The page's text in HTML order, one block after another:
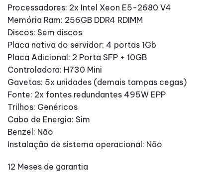
Processadores: 2x Intel Xeon E5-2680 V4
Memória Ram: 256GB DDR4 RDIMM
Discos: Sem discos
Placa nativa do servidor: 4 portas 1Gb
Placa Adicional: 2 Porta SFP + 10GB
Controladora: H730 Mini
Gavetas: 5x unidades (demais tampas cegas)
Fonte: 2x fontes redundantes 495W EPP
Trilhos: Genéricos
Cabo de Energia: Sim
Benzel: Não
Instalação de sistema operacional: Não
12 Meses de garantia